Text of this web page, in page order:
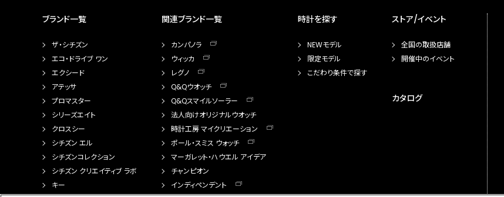
ブランド一覧
ザ・シチズン
エコ・ドライブ ワン
エクシード
アテッサ
プロマスター
シリーズエイト
クロスシー
シチズン エル
シチズンコレクション
シチズン クリエイティブ ラボ
キー
関連ブランド一覧
カンパノラ
ウィッカ
レグノ
Q&Qウオッチ
Q&Qスマイルソーラー
法人向けオリジナルウオッチ
時計工房 マイクリエーション
ポール・スミス ウォッチ
マーガレット・ハウエル アイデア
チャンピオン
インディペンデント
時計を探す
NEWモデル
限定モデル
こだわり条件で探す
ストア/イベント
全国の取扱店舗
開催中のイベント
カタログ